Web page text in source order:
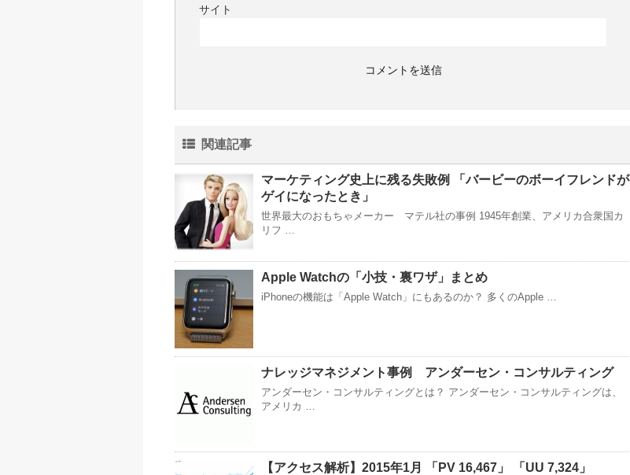
サイト
関連記事
マーケティング史上に残る失敗例 「バービーのボーイフレンドが
ゲイになったとき」
世界最大のおもちゃメーカー マテル社の事例 1945年創業、アメリカ合衆国カ
リフ …
Apple Watchの「小技・裏ワザ」まとめ
iPhoneの機能は「Apple Watch」にもあるのか？ 多くのApple …
ナレッジマネジメント事例 アンダーセン・コンサルティング
アンダーセン・コンサルティングとは？ アンダーセン・コンサルティングは、
アメリカ …
【アクセス解析】2015年1月 「PV 16,467」 「UU 7,324」